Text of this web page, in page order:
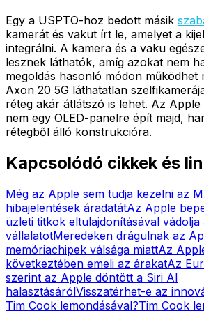
Egy a USPTO-hoz bedott másik
kamerát és vakut írt le, amelyet a
integrálni. A kamera és a vaku
lesznek láthatók, amíg azokat nem
megoldás hasonló módon működhet
Axon 20 5G láthatatlan
réteg akár átlátszó is lehet. Az
nem egy OLED-panelre épít majd,
rétegből álló konstrukcióra.
Kapcsolódó cikkek és
Még az Apple sem tudja kezelni az
hibajelentések áradatátAz Apple
üzleti titkok eltulajdonításával vádolja
vállalatotMeredeken drágulnak az
memóriachipek válsága miattAz
következtében emeli az árakatAz
szerint az Apple döntött a Siri AI
halasztásárólVisszatérhet-e az
Tim Cook lemondásával?Tim Cook